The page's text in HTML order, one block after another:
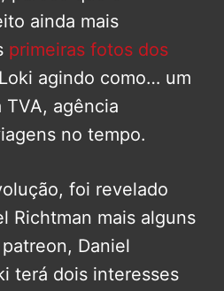
ainda mais
primeiras fotos dos
agindo como… um
agência
no tempo.
foi revelado
Richtman mais alguns
Daniel
terá dois interesses